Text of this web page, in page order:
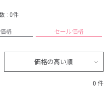
: 0件
格 セール価格
価格の高い順
0 件